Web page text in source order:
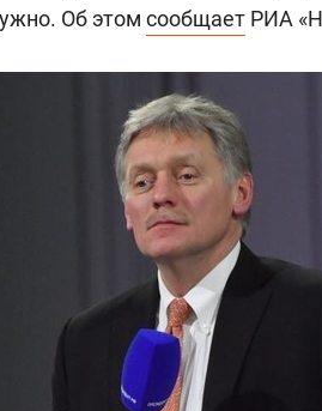
Об этом сообщает РИА
Рекомендуем
150 камер до
ID вместо ключа:
безопасность в ЖК